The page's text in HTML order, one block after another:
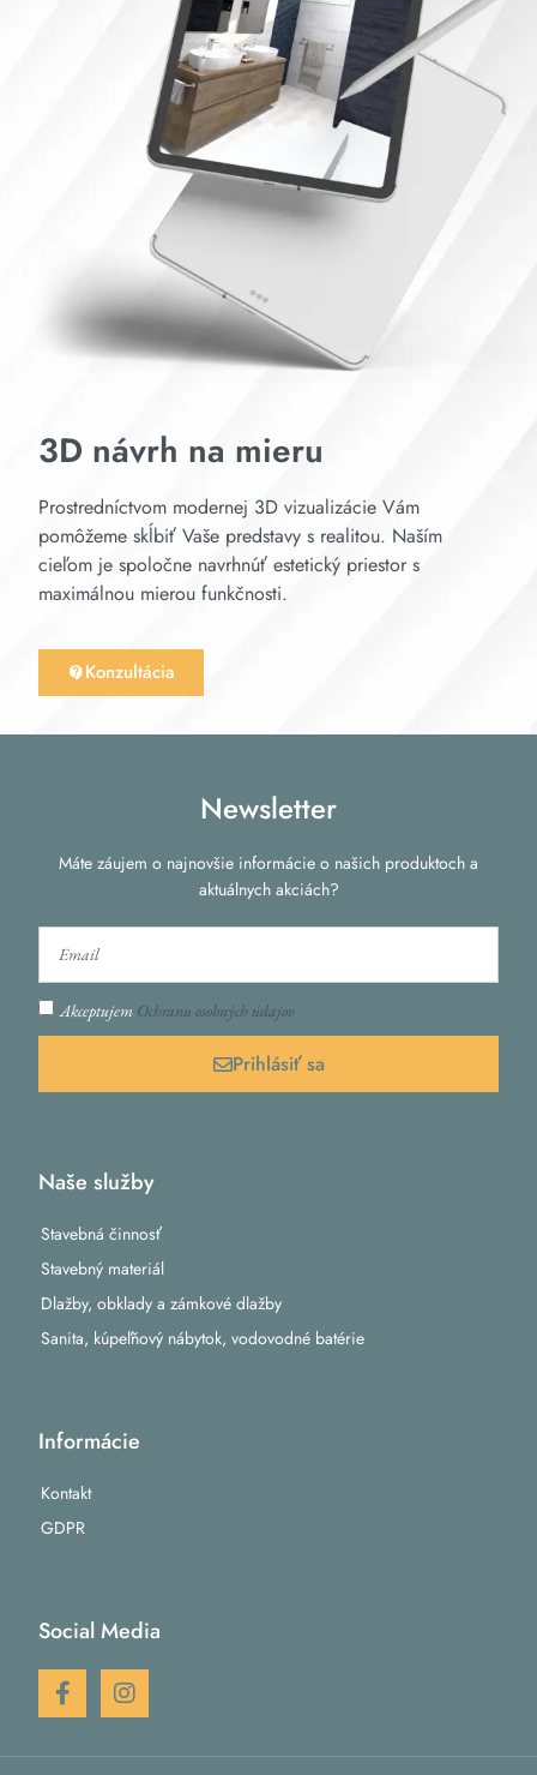
3D návrh na mieru
Prostredníctvom modernej 3D vizualizácie Vám
pomôžeme skĺbiť Vaše predstavy s realitou. Naším
cieľom je spoločne navrhnúť estetický priestor s
maximálnou mierou funkčnosti.
Konzultácia
Newsletter
Máte záujem o najnovšie informácie o našich produktoch a
aktuálnych akciách?
Akceptujem Ochranu osobných údajov
Prihlásiť sa
Naše služby
Stavebná činnosť
Stavebný materiál
Dlažby, obklady a zámkové dlažby
Sanita, kúpeľňový nábytok, vodovodné batérie
Informácie
Kontakt
GDPR
Social Media